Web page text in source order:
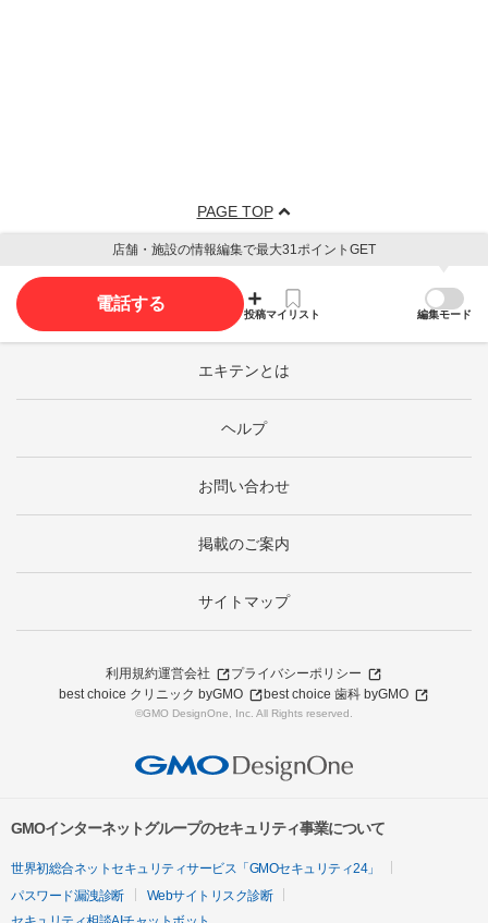
PAGE TOP
店舗・施設の情報編集で最大31ポイントGET
電話する
投稿マイリスト 編集モード
エキテンとは
ヘルプ
お問い合わせ
掲載のご案内
サイトマップ
利用規約運営会社
プライバシーポリシー
best choice クリニック byGMO
best choice 歯科 byGMO
©GMO DesignOne, Inc. All Rights reserved.
GMOインターネットグループのセキュリティ事業について
世界初総合ネットセキュリティサービス「GMOセキュリティ24」
パスワード漏洩診断
Webサイトリスク診断